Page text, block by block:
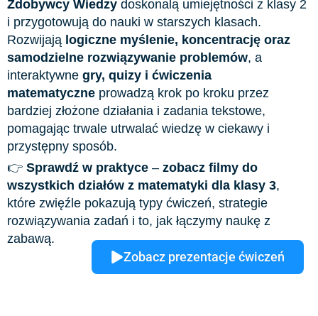
Zdobywcy Wiedzy doskonalą umiejętności z klasy 2
i przygotowują do nauki w starszych klasach.
Rozwijają logiczne myślenie, koncentrację oraz
samodzielne rozwiązywanie problemów, a
interaktywne gry, quizy i ćwiczenia
matematyczne prowadzą krok po kroku przez
bardziej złożone działania i zadania tekstowe,
pomagając trwale utrwalać wiedzę w ciekawy i
przystępny sposób.
👉 Sprawdź w praktyce – zobacz filmy do
wszystkich działów z matematyki dla klasy 3,
które zwięźle pokazują typy ćwiczeń, strategie
rozwiązywania zadań i to, jak łączymy naukę z
zabawą.
Zobacz prezentacje ćwiczeń